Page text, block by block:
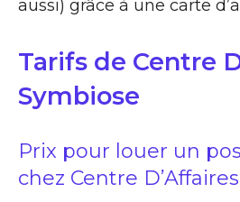
aussi) grâce à une carte
Tarifs de Centre
Symbiose
Prix pour louer un
chez Centre